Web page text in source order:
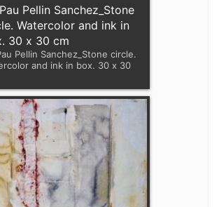
Pellin Sanchez_Stone
Watercolor and ink in
30 x 30 cm
Pellin Sanchez_Stone circle.
and ink in box. 30 x 30